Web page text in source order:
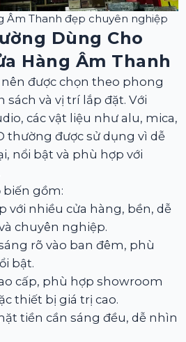
Âm Thanh đẹp chuyên nghiệp
Dùng Cho
Hàng Âm Thanh
được chọn theo phong
sách và vị trí lắp đặt. Với
các vật liệu như alu, mica,
thường được sử dụng vì dễ
nổi bật và phù hợp với
biến gồm:
với nhiều cửa hàng, bền, dễ
chuyên nghiệp.
rõ vào ban đêm, phù
bật.
cấp, phù hợp showroom
thiết bị giá trị cao.
tiền cần sáng đều, dễ nhìn